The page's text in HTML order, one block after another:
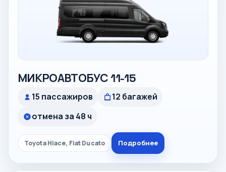
МИКРОАВТОБУС 11-15
15 пассажиров
12 багажей
отмена за 48 ч
Toyota Hiace, Fiat Ducato Подробнее